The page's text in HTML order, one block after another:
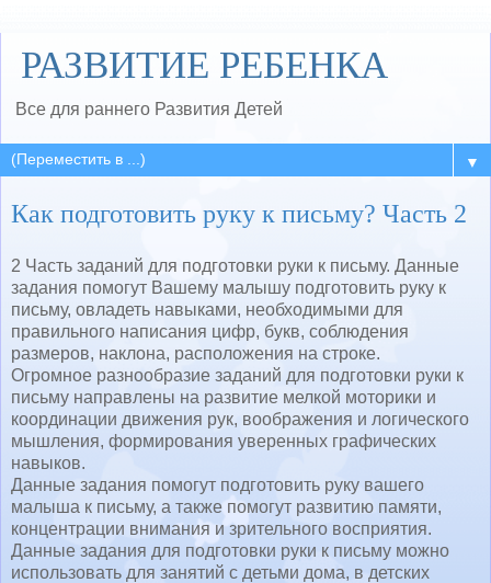
РАЗВИТИЕ РЕБЕНКА
Все для раннего Развития Детей
▼
Как подготовить руку к письму? Часть 2
2 Часть заданий для подготовки руки к письму. Данные
задания помогут Вашему малышу подготовить руку к
письму, овладеть навыками, необходимыми для
правильного написания цифр, букв, соблюдения
размеров, наклона, расположения на строке.
Огромное разнообразие заданий для подготовки руки к
письму направлены на развитие мелкой моторики и
координации движения рук, воображения и логического
мышления, формирования уверенных графических
навыков.
Данные задания помогут подготовить руку вашего
малыша к письму, а также помогут развитию памяти,
концентрации внимания и зрительного восприятия.
Данные задания для подготовки руки к письму можно
использовать для занятий с детьми дома, в детских